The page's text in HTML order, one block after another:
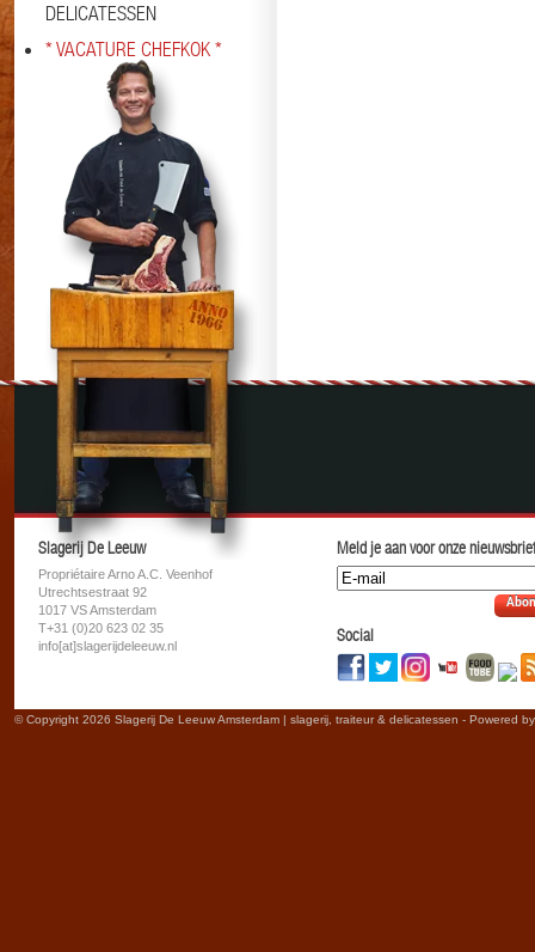
DELICATESSEN
* VACATURE CHEFKOK *
Slagerij De Leeuw
Propriétaire Arno A.C. Veenhof
Utrechtsestraat 92
1017 VS Amsterdam
T+31 (0)20 623 02 35
info[at]slagerijdeleeuw.nl
Meld je aan voor onze
Social
© Copyright 2026 Slagerij De Leeuw Amsterdam | slagerij, traiteur & delicatessen - Powered